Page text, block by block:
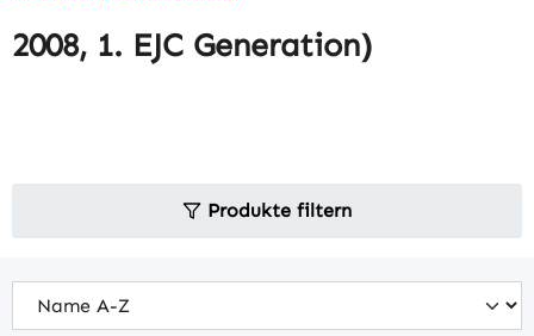
2008, 1. EJC Generation)
Produkte filtern